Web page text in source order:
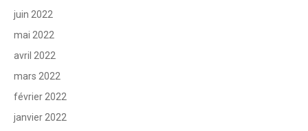
juin 2022
mai 2022
avril 2022
mars 2022
février 2022
janvier 2022